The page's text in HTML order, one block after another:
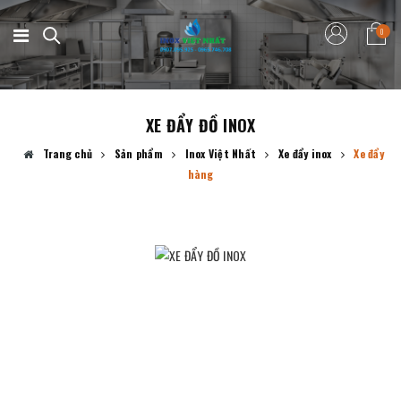
0
XE ĐẨY ĐỒ INOX
Trang chủ Sản phẩm Inox Việt Nhất Xe đẩy inox
Xe đẩy
hàng